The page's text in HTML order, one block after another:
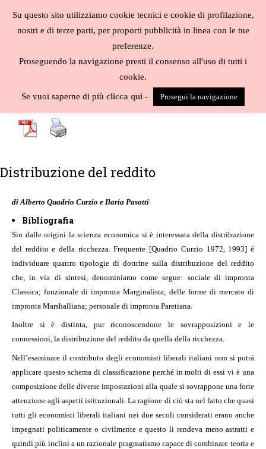
contenuto
- - -G -H -I K L-M-N-O-P-Q-R-S
- W -Y-Z-
Distribuzione del reddito
di Alberto Quadrio Curzio e Ilaria Pasotti
Bibliografia
Sin dalle origini la scienza economica si è interessata della distribuzione
del reddito e della ricchezza. Frequente [Quadrio Curzio 1972, 1993] è
individuare quattro tipologie di dottrine sulla distribuzione del reddito
che, in via di sintesi, denominiamo come segue: sociale di impronta
Classica; funzionale di impronta Marginalista; delle forme di mercato di
impronta Marshalliana; personale di impronta Paretiana.
Inoltre si è distinta, pur riconoscendone le sovrapposizioni e le
connessioni, la distribuzione del reddito da quella della ricchezza.
Nell’esaminare il contributo degli economisti liberali italiani non si potrà
applicare questo schema di classificazione perché in molti di essi vi è una
composizione delle diverse impostazioni alla quale si sovrappone una forte
attenzione agli aspetti istituzionali. La ragione di ciò sta nel fatto che quasi
tutti gli economisti liberali italiani nei due secoli considerati erano anche
impegnati politicamente o civilmente e questo li rendeva meno astratti e
quindi più inclini a un razionale pragmatismo capace di combinare teoria e
Su questo sito utilizziamo cookie tecnici e cookie di profilazione,
nostri e di terze parti, per proporti pubblicità in linea con le tue
preferenze.
Proseguendo la navigazione presti il consenso all'uso di tutti i
cookie.
Se vuoi saperne di più clicca qui - Prosegui la navigazione